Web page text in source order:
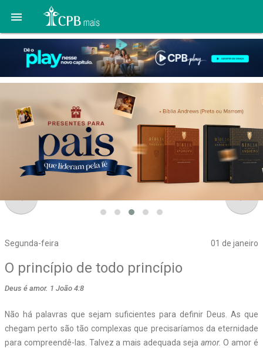

Segunda-feira 01 de janeiro
navigate_before
O princípio de todo princípio
Deus é amor. 1 João 4:8
Não há palavras que sejam suficientes para definir Deus. As que
chegam perto são tão complexas que precisaríamos da eternidade
para compreendê-las. Talvez a mais adequada seja amor.O amor é
navigate_next